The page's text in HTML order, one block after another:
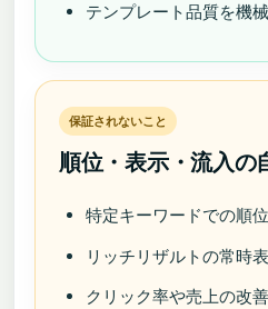
テンプレート品質を機
保証されないこと
順位・表示・流入の
特定キーワードでの順
リッチリザルトの常時
クリック率や売上の改善